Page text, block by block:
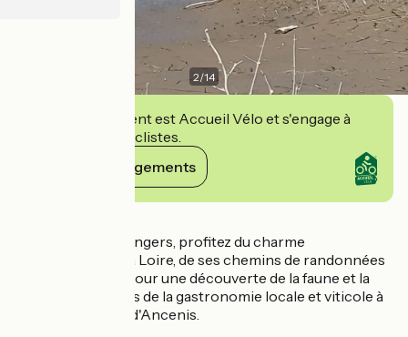
2/14
Cet établissement est Accueil Vélo et s'engage à
accueillir des cyclistes.
Voir ses engagements
Entre Nantes et Angers, profitez du charme
exceptionnel de la Loire, de ses chemins de randonnées
et balades à vélo pour une découverte de la faune et la
flore et des plaisirs de la gastronomie locale et viticole à
seulement 2.5km d'Ancenis.